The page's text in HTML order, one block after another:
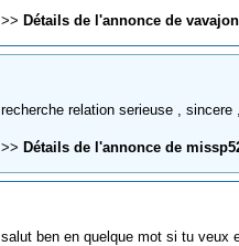
>> Détails de l'annonce de
recherche relation serieuse , sincere
>> Détails de l'annonce de
salut ben en quelque mot si tu veux